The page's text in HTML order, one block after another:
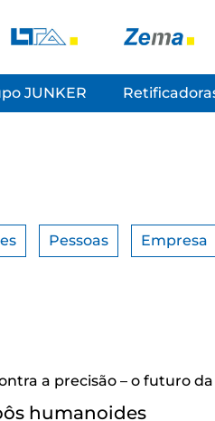
JUNKER
Pessoas Empresa
a precisão – o futuro
humanoides